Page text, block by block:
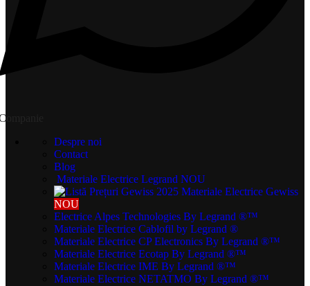
Despre noi
Contact
Blog
Materiale Electrice Legrand NOU
Materiale Electrice Gewiss
NOU
Electrice Alpes Technologies By Legrand ®™
Materiale Electrice Cablofil by Legrand ®
Materiale Electrice CP Electronics By Legrand ®™
Materiale Electrice Ecotap By Legrand ®™
Materiale Electrice IME By Legrand ®™
Materiale Electrice NETATMO By Legrand ®™